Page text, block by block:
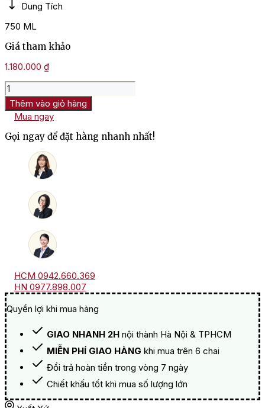
Dung Tích
750 ML
Giá tham khảo
1.180.000 ₫
Rượu
Vang
Famille
Paquet
Mâcon-
Fuissé
Bruyères
Thêm vào giỏ hàng
Mua ngay
Gọi ngay để đặt hàng nhanh nhất!
HCM 0942.660.369
HN 0977.898.007
Quyền lợi khi mua hàng
GIAO NHANH 2H nội thành Hà Nội & TPHCM
MIỄN PHÍ GIAO HÀNG khi mua trên 6 chai
Đổi trả hoàn tiền trong vòng 7 ngày
Chiết khấu tốt khi mua số lượng lớn